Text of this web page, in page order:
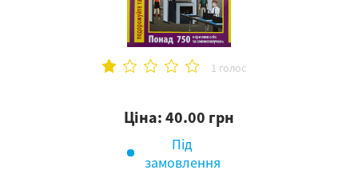
1 голос
Ціна: 40.00 грн
Під
замовлення